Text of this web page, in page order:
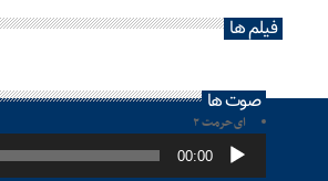
فیلم ها
صوت ها
ای حرمت ۲
پخش‌کننده
صوت 00:00